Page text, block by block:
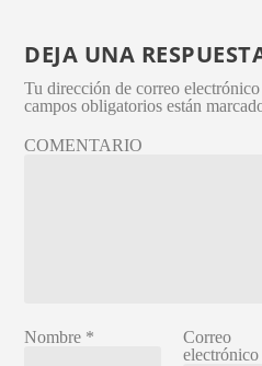
DEJA UNA
Tu dirección de correo
campos obligatorios están
COMENTARIO
Nombre *
Correo
electrónico